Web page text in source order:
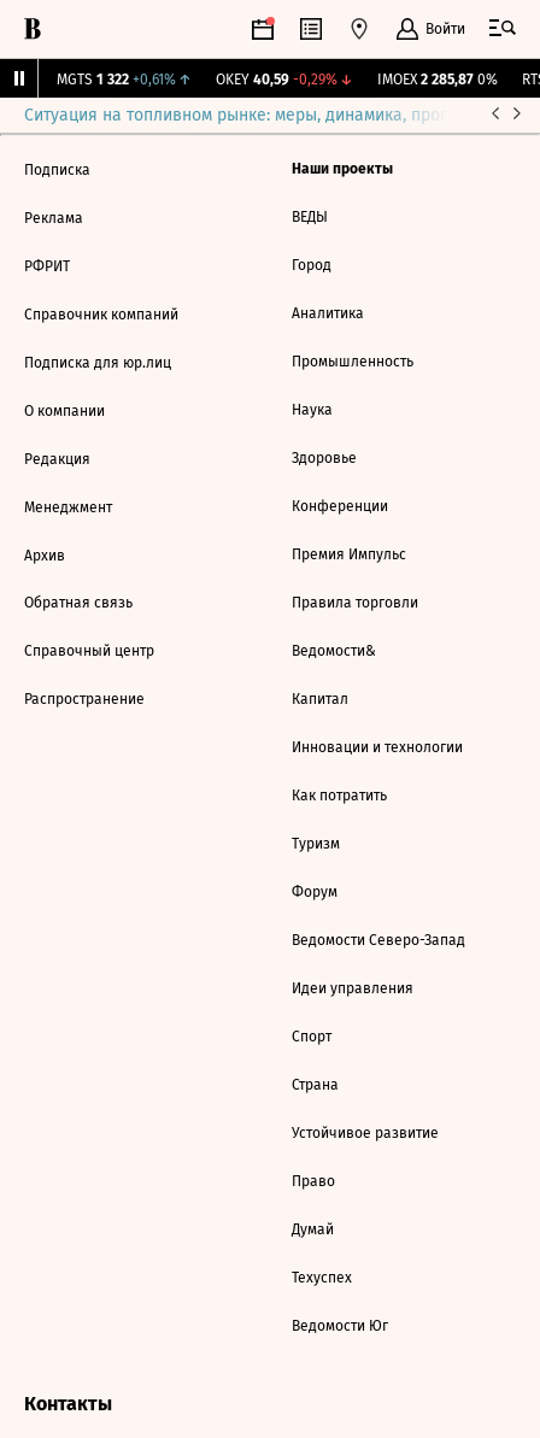
Войти
MGTS 1 322 +0,61%↑ OKEY 40,59 -0,29%↓ IMOEX 2 285,87 0%
Ситуация на топливном рынке: меры, динамика, прогнозы
Подписка
Реклама
РФРИТ
Справочник компаний
Подписка для юр.лиц
О компании
Редакция
Менеджмент
Архив
Обратная связь
Справочный центр
Распространение
Наши проекты
ВЕДЫ
Город
Аналитика
Промышленность
Наука
Здоровье
Конференции
Премия Импульс
Правила торговли
Ведомости&
Капитал
Инновации и технологии
Как потратить
Туризм
Форум
Ведомости Северо-Запад
Идеи управления
Спорт
Страна
Устойчивое развитие
Право
Думай
Техуспех
Ведомости Юг
Контакты